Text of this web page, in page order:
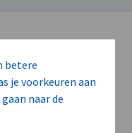
betere
je voorkeuren aan
naar de